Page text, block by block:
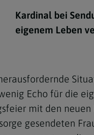
Kardinal bei
eigenem Leben
Echo für die
mit den
gesendeten